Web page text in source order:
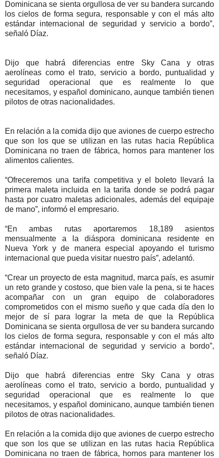
Dominicana se sienta orgullosa de ver su bandera surcando
los cielos de forma segura, responsable y con el más alto
estándar internacional de seguridad y servicio a bordo”,
señaló Díaz.
Dijo que habrá diferencias entre Sky Cana y otras
aerolíneas como el trato, servicio a bordo, puntualidad y
seguridad operacional que es realmente lo que
necesitamos, y español dominicano, aunque también tienen
pilotos de otras nacionalidades.
En relación a la comida dijo que aviones de cuerpo estrecho
que son los que se utilizan en las rutas hacia República
Dominicana no traen de fábrica, hornos para mantener los
alimentos calientes.
“Ofreceremos una tarifa competitiva y el boleto llevará la
primera maleta incluida en la tarifa donde se podrá pagar
hasta por cuatro maletas adicionales, además del equipaje
de mano”, informó el empresario.
“En ambas rutas aportaremos 18,189 asientos
mensualmente a la diáspora dominicana residente en
Nueva York y de manera especial apoyando el turismo
internacional que pueda visitar nuestro país”, adelantó.
“Crear un proyecto de esta magnitud, marca país, es asumir
un reto grande y costoso, que bien vale la pena, si te haces
acompañar con un gran equipo de colaboradores
comprometidos con el mismo sueño y que cada día den lo
mejor de sí para lograr la meta de que la República
Dominicana se sienta orgullosa de ver su bandera surcando
los cielos de forma segura, responsable y con el más alto
estándar internacional de seguridad y servicio a bordo”,
señaló Díaz.
Dijo que habrá diferencias entre Sky Cana y otras
aerolíneas como el trato, servicio a bordo, puntualidad y
seguridad operacional que es realmente lo que
necesitamos, y español dominicano, aunque también tienen
pilotos de otras nacionalidades.
En relación a la comida dijo que aviones de cuerpo estrecho
que son los que se utilizan en las rutas hacia República
Dominicana no traen de fábrica, hornos para mantener los